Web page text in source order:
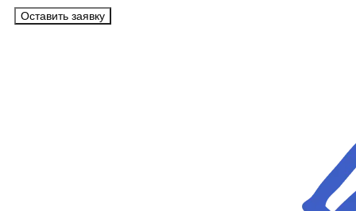
Оставить заявку